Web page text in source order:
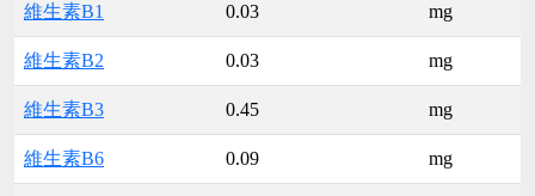
維生素B1 0.03 mg
維生素B2 0.03 mg
維生素B3 0.45 mg
維生素B6 0.09 mg